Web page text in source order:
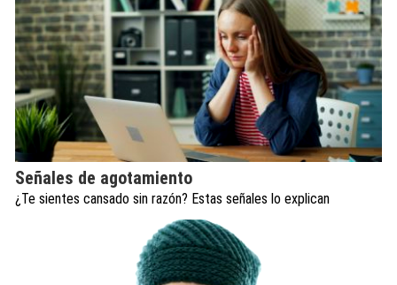
Señales de agotamiento
¿Te sientes cansado sin razón? Estas señales lo explican